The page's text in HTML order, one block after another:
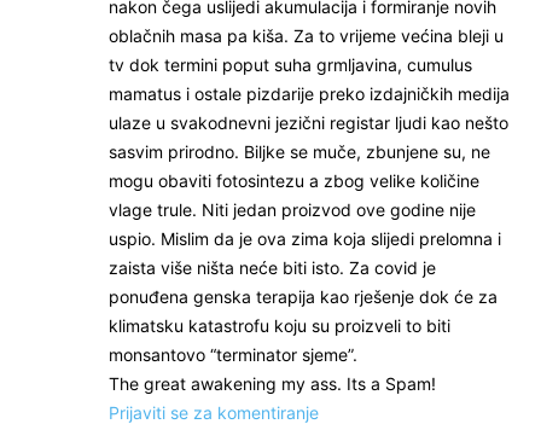
nakon čega uslijedi akumulacija i formiranje novih
oblačnih masa pa kiša. Za to vrijeme većina bleji u
tv dok termini poput suha grmljavina, cumulus
mamatus i ostale pizdarije preko izdajničkih medija
ulaze u svakodnevni jezični registar ljudi kao nešto
sasvim prirodno. Biljke se muče, zbunjene su, ne
mogu obaviti fotosintezu a zbog velike količine
vlage trule. Niti jedan proizvod ove godine nije
uspio. Mislim da je ova zima koja slijedi prelomna i
zaista više ništa neće biti isto. Za covid je
ponuđena genska terapija kao rješenje dok će za
klimatsku katastrofu koju su proizveli to biti
monsantovo “terminator sjeme”.
The great awakening my ass. Its a Spam!
Prijaviti se za komentiranje